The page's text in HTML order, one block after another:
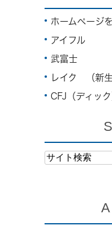
ホームページ
アイフル
武富士
レイク （新
CFJ（ディック